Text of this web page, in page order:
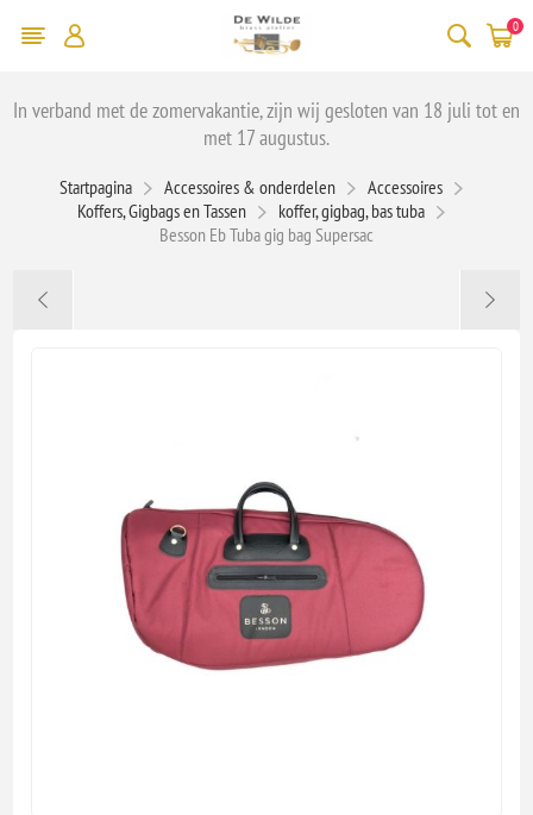
0
In verband met de zomervakantie, zijn wij gesloten van 18 juli tot en
met 17 augustus.
Startpagina Accessoires & onderdelen
Accessoires
Koffers, Gigbags en Tassen
koffer, gigbag, bas tuba
Besson Eb Tuba gig bag Supersac